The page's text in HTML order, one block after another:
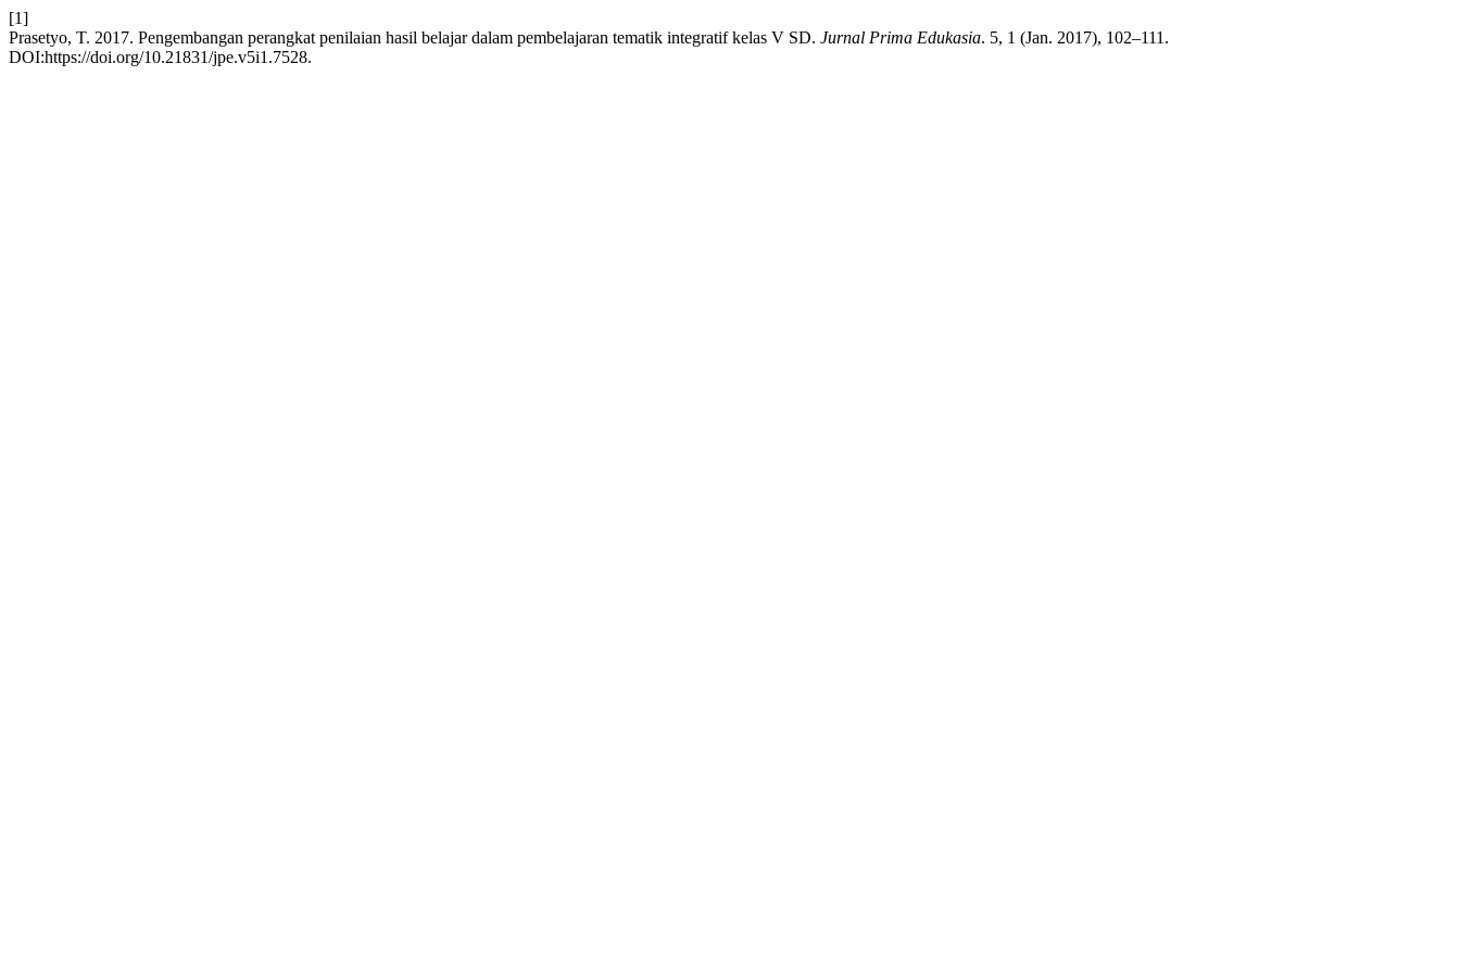
[1]
Prasetyo, T. 2017. Pengembangan perangkat penilaian hasil belajar dalam pembelajaran tematik integratif kelas V SD. Jurnal Prima Edukasia. 5, 1 (Jan. 2017), 102–111.
DOI:https://doi.org/10.21831/jpe.v5i1.7528.